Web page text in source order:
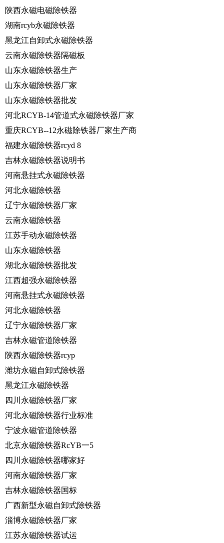
陕西永磁电磁除铁器
湖南rcyb永磁除铁器
黑龙江自卸式永磁除铁器
云南永磁除铁器隔磁板
山东永磁除铁器生产
山东永磁除铁器厂家
山东永磁除铁器批发
河北RCYB-14管道式永磁除铁器厂家
重庆RCYB--12永磁除铁器厂家生产商
福建永磁除铁器rcyd 8
吉林永磁除铁器说明书
河南悬挂式永磁除铁器
河北永磁除铁器
辽宁永磁除铁器厂家
云南永磁除铁器
江苏手动永磁除铁器
山东永磁除铁器
湖北永磁除铁器批发
江西超强永磁除铁器
河南悬挂式永磁除铁器
河北永磁除铁器
辽宁永磁除铁器厂家
吉林永磁管道除铁器
陕西永磁除铁器rcyp
潍坊永磁自卸式除铁器
黑龙江永磁除铁器
四川永磁除铁器厂家
河北永磁除铁器行业标准
宁波永磁管道除铁器
北京永磁除铁器RcYB一5
四川永磁除铁器哪家好
河南永磁除铁器厂家
吉林永磁除铁器国标
广西新型永磁自卸式除铁器
淄博永磁除铁器厂家
江苏永磁除铁器试运